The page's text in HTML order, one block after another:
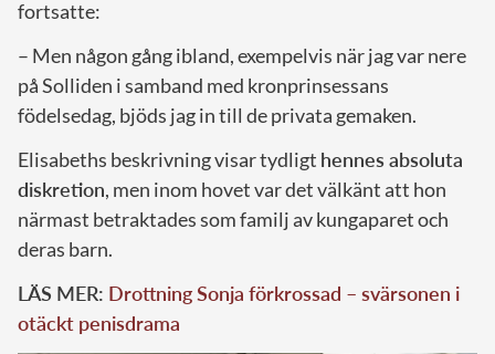
fortsatte:
– Men någon gång ibland, exempelvis när jag var nere
på Solliden i samband med kronprinsessans
födelsedag, bjöds jag in till de privata gemaken.
Elisabeths beskrivning visar tydligt hennes absoluta
diskretion, men inom hovet var det välkänt att hon
närmast betraktades som familj av kungaparet och
deras barn.
LÄS MER: Drottning Sonja förkrossad – svärsonen i
otäckt penisdrama